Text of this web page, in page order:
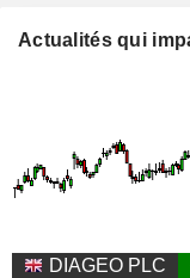
Actualités qui
DIAGEO PLC